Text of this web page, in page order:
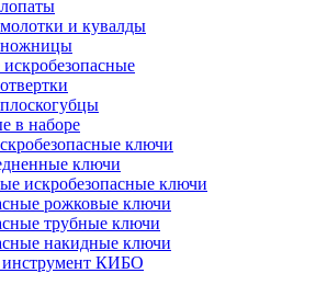
и кувалды
ножницы
в наборе
ключи
ключи
искробезопасные ключи
рожковые ключи
трубные ключи
накидные ключи
инструмент КИБО